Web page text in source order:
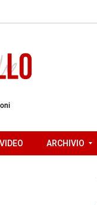
VIDEO ARCHIVIO